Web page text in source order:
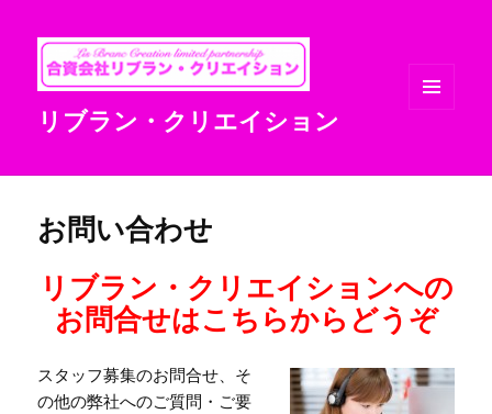
リブラン・クリエイション
ット
お問い合わせ
リブラン・クリエイションへの
お問合せはこちらからどうぞ
スタッフ募集のお問合せ、そ
の他の弊社へのご質問・ご要